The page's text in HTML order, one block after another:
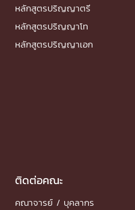
หลักสูตรปริญญาตรี
หลักสูตรปริญญาโท
หลักสูตรปริญญาเอก
ติดต่อคณะ
คณาจารย์ / บุคลากร